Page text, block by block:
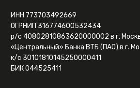
ИНН 773703492669
ОГРНИП 316774600532434
р/с 40802810863620000002 в г.
«Центральный» Банка ВТБ (ПАО) в г.
к/с 30101810145250000411
БИК 044525411